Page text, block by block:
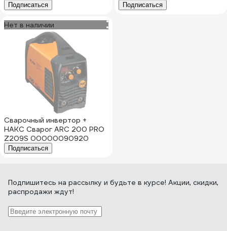
Подписаться Подписаться
Нет в наличии
Сварочный инвертор +
НАКС Сварог ARC 200 PRO
Z209S 00000090920
Подписаться
Подпишитесь на рассылку и будьте в курсе! Акции, скидки,
распродажи ждут!